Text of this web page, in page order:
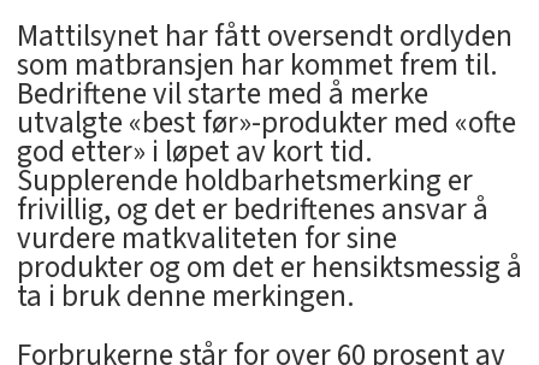
Mattilsynet har fått oversendt ordlyden
som matbransjen har kommet frem til.
Bedriftene vil starte med å merke
utvalgte «best før»-produkter med «ofte
god etter» i løpet av kort tid.
Supplerende holdbarhetsmerking er
frivillig, og det er bedriftenes ansvar å
vurdere matkvaliteten for sine
produkter og om det er hensiktsmessig å
ta i bruk denne merkingen.
Forbrukerne står for over 60 prosent av